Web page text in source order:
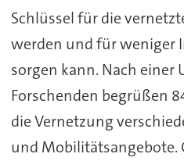
Schlüssel für die
werden und für weniger
sorgen kann. Nach einer
Forschenden begrüßen
die Vernetzung
und Mobilitätsangebote.